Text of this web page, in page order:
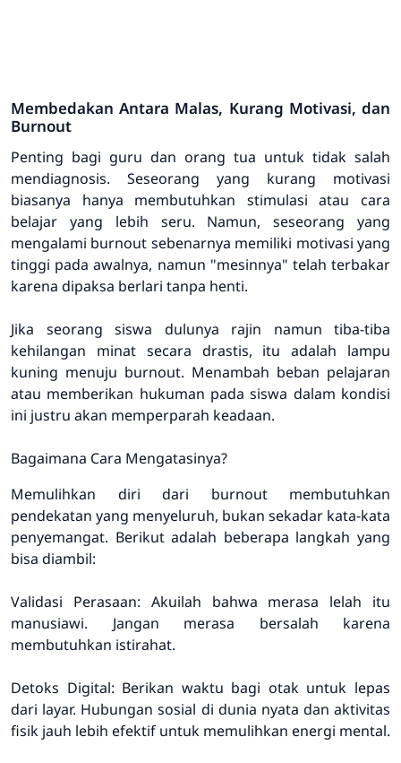
Membedakan Antara Malas, Kurang Motivasi, dan
Burnout
Penting bagi guru dan orang tua untuk tidak salah
mendiagnosis. Seseorang yang kurang motivasi
biasanya hanya membutuhkan stimulasi atau cara
belajar yang lebih seru. Namun, seseorang yang
mengalami burnout sebenarnya memiliki motivasi yang
tinggi pada awalnya, namun "mesinnya" telah terbakar
karena dipaksa berlari tanpa henti.
Jika seorang siswa dulunya rajin namun tiba-tiba
kehilangan minat secara drastis, itu adalah lampu
kuning menuju burnout. Menambah beban pelajaran
atau memberikan hukuman pada siswa dalam kondisi
ini justru akan memperparah keadaan.
Bagaimana Cara Mengatasinya?
Memulihkan diri dari burnout membutuhkan
pendekatan yang menyeluruh, bukan sekadar kata-kata
penyemangat. Berikut adalah beberapa langkah yang
bisa diambil:
Validasi Perasaan: Akuilah bahwa merasa lelah itu
manusiawi. Jangan merasa bersalah karena
membutuhkan istirahat.
Detoks Digital: Berikan waktu bagi otak untuk lepas
dari layar. Hubungan sosial di dunia nyata dan aktivitas
fisik jauh lebih efektif untuk memulihkan energi mental.